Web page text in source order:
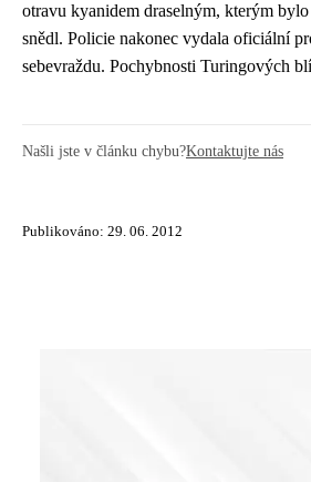
otravu kyanidem draselným, kterým
snědl. Policie nakonec vydala oficiální
sebevraždu. Pochybnosti Turingových
Našli jste v článku chybu?Kontaktujte nás
Publikováno: 29. 06. 2012